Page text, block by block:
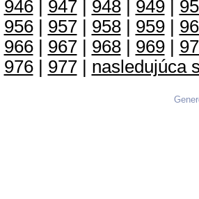
946| 947| 948| 949|
956| 957| 958| 959|
966| 967| 968| 969|
976| 977| nasledujúca